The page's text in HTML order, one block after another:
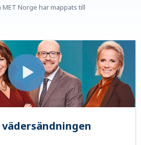
Norge har mappats till
vädersändningen